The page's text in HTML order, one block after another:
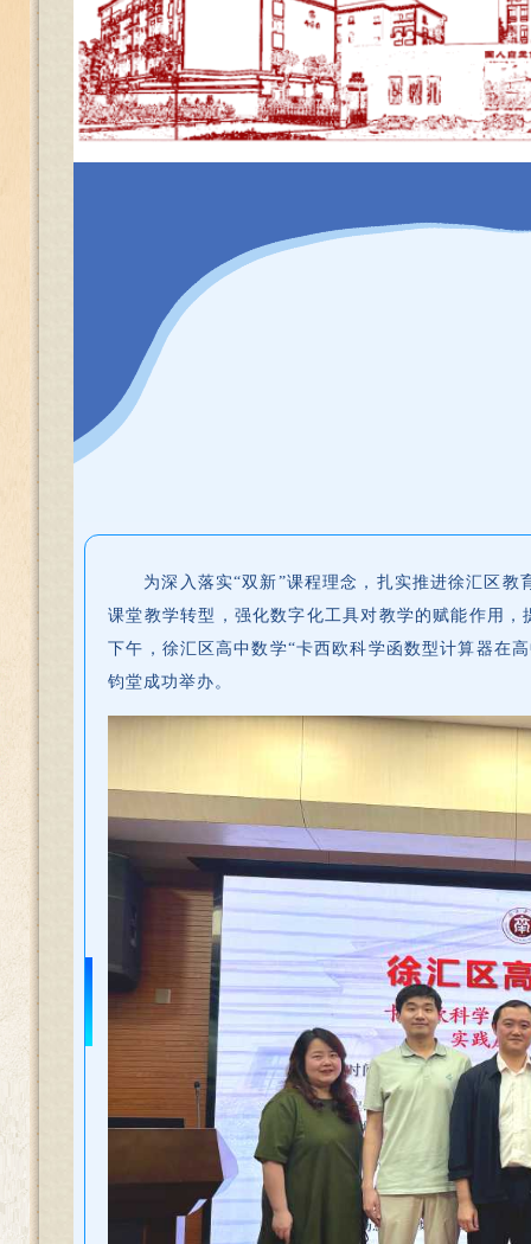
为深入落实“双新”课程理念，扎实推进徐汇区
课堂教学转型，强化数字化工具对教学的赋能作用
下午，徐汇区高中数学“卡西欧科学函数型计算器在
钧堂成功举办。